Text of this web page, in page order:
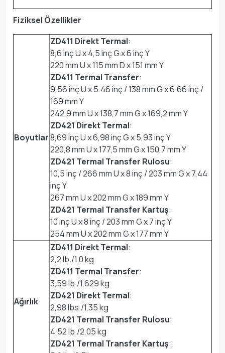
Fiziksel Özellikler
Boyutlar
ZD411 Direkt Termal:
8,6 inç U x 4,5 inç G x 6 inç Y
220 mm U x 115 mm D x 151 mm Y
ZD411 Termal Transfer:
9,56 inç U x 5.46 inç / 138 mm G x 6.66 inç /
169 mm Y
242,9 mm U x 138,7 mm G x 169,2 mm Y
ZD421 Direkt Termal:
8,69 inç U x 6,98 inç G x 5,93 inç Y
220,8 mm U x 177,5 mm G x 150,7 mm Y
ZD421 Termal Transfer Rulosu:
10,5 inç / 266 mm U x 8 inç / 203 mm G x 7,44
inç Y
267 mm U x 202 mm G x 189 mm Y
ZD421 Termal Transfer Kartuş:
10 inç U x 8 inç / 203 mm G x 7 inç Y
254 mm U x 202 mm G x 177 mm Y
Ağırlık
ZD411 Direkt Termal:
2,2 lb./1.0 kg
ZD411 Termal Transfer:
3,59 lb./1,629 kg
ZD421 Direkt Termal:
2,98 lbs./1,35 kg
ZD421 Termal Transfer Rulosu:
4,52 lb./2,05 kg
ZD421 Termal Transfer Kartuş: